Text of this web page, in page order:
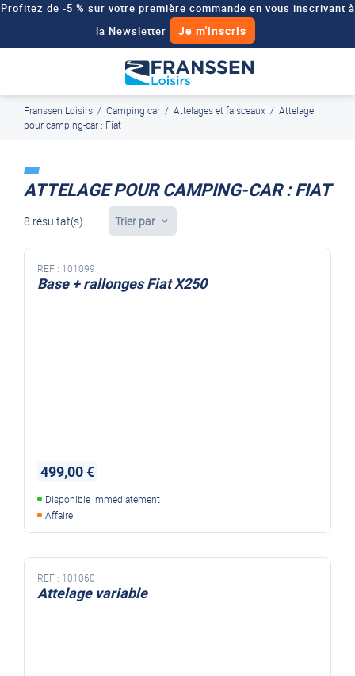
Profitez de -5 % sur votre première commande en vous inscrivant à
la Newsletter
Je m'inscris
Demander un devis
Paiement en ligne sécurisé, en 4x par Paypal J'en profite
Franssen Loisirs / Camping car / Attelages et faisceaux / Attelage
pour camping-car : Fiat
ATTELAGE POUR CAMPING-CAR : FIAT
8 résultat(s) Trier par
REF : 101099
Base + rallonges Fiat X250
499,00 €
Disponible immédiatement
Affaire
REF : 101060
Attelage variable